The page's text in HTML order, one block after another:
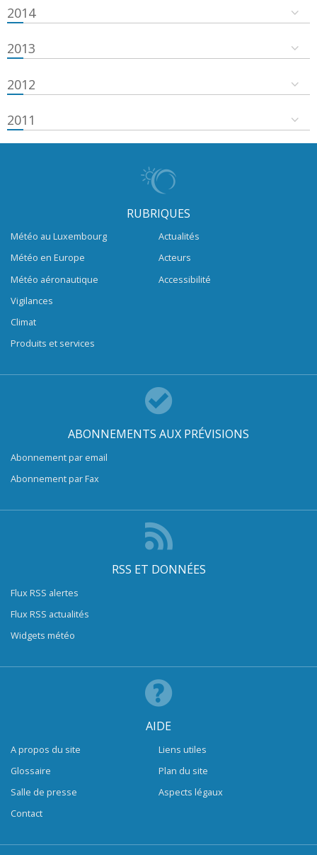
2014
2013
2012
2011
RUBRIQUES
Météo au Luxembourg
Météo en Europe
Météo aéronautique
Vigilances
Climat
Produits et services
Actualités
Acteurs
Accessibilité
ABONNEMENTS AUX PRÉVISIONS
Abonnement par email
Abonnement par Fax
RSS ET DONNÉES
Flux RSS alertes
Flux RSS actualités
Widgets météo
AIDE
A propos du site
Glossaire
Salle de presse
Contact
Liens utiles
Plan du site
Aspects légaux